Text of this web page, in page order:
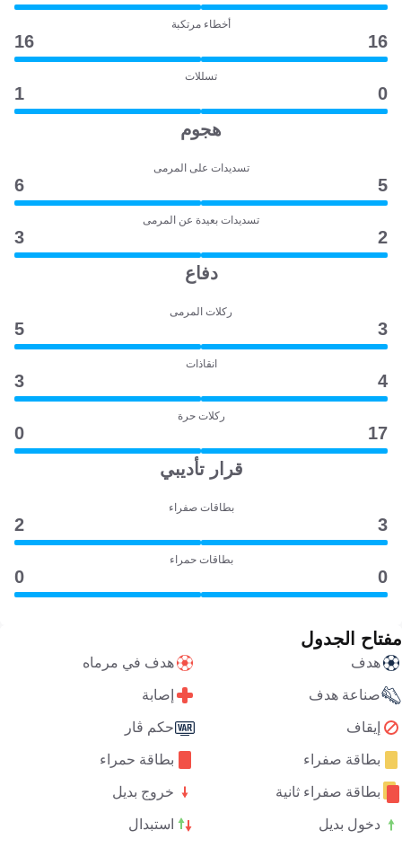
أخطاء مرتكبة
16
16
تسللات
0
1
هجوم
تسديدات على المرمى
5
6
تسديدات بعيدة عن المرمى
2
3
دفاع
ركلات المرمى
3
5
انقاذات
4
3
ركلات حرة
17
0
قرار تأديبي
بطاقات صفراء
3
2
بطاقات حمراء
0
0
مفتاح الجدول
هدف هدف في مرماه
صناعة هدف إصابة
إيقاف حكم ڤار
بطاقة صفراء بطاقة حمراء
بطاقة صفراء ثانية خروج بديل
دخول بديل استبدال